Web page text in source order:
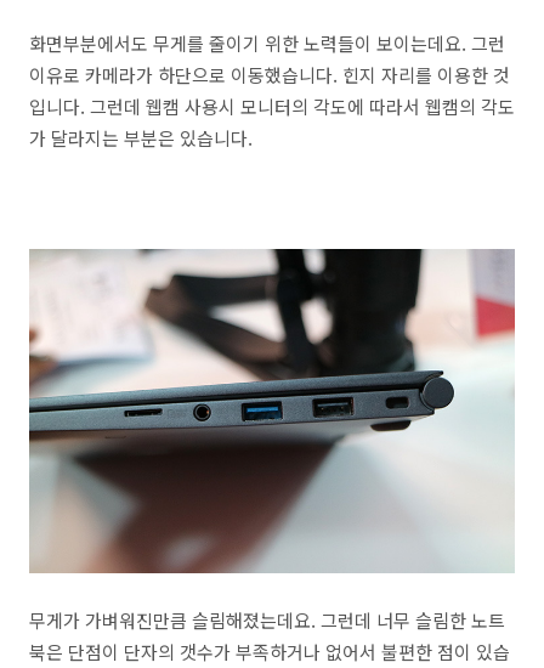
화면부분에서도 무게를 줄이기 위한 노력들이 보이는데요. 그런
이유로 카메라가 하단으로 이동했습니다. 힌지 자리를 이용한 것
입니다. 그런데 웹캠 사용시 모니터의 각도에 따라서 웹캠의 각도
가 달라지는 부분은 있습니다.
무게가 가벼워진만큼 슬림해졌는데요. 그런데 너무 슬림한 노트
북은 단점이 단자의 갯수가 부족하거나 없어서 불편한 점이 있습